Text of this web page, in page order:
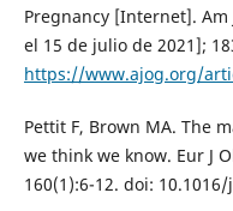
Pregnancy [Internet]. Am
el 15 de julio de 2021];
https://www.ajog.org/
Pettit F, Brown MA. The
we think we know. Eur J
160(1):6-12. doi: